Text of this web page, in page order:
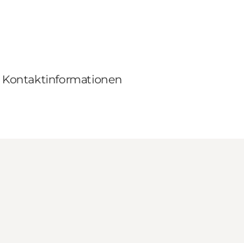
Kontaktinformationen